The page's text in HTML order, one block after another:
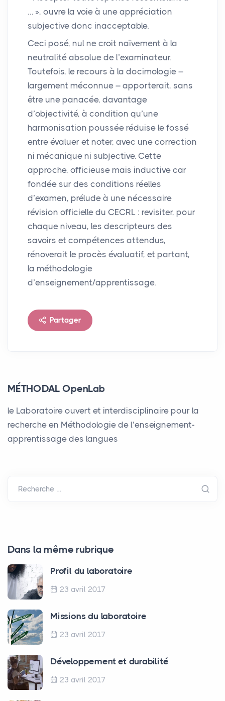
… », ouvre la voie à une appréciation
subjective donc inacceptable.
Ceci posé, nul ne croit naïvement à la
neutralité absolue de l’examinateur.
Toutefois, le recours à la docimologie –
largement méconnue – apporterait, sans
être une panacée, davantage
d’objectivité, à condition qu’une
harmonisation poussée réduise le fossé
entre évaluer et noter, avec une correction
ni mécanique ni subjective. Cette
approche, officieuse mais inductive car
fondée sur des conditions réelles
d’examen, prélude à une nécessaire
révision officielle du CECRL : revisiter, pour
chaque niveau, les descripteurs des
savoirs et compétences attendus,
rénoverait le procès évaluatif, et partant,
la méthodologie
d’enseignement/apprentissage.
Partager
MÉTHODAL OpenLab
le Laboratoire ouvert et interdisciplinaire pour la
recherche en Méthodologie de l’enseignement-
apprentissage des langues
Recherche …
Dans la même rubrique
Profil du laboratoire
23 avril 2017
Missions du laboratoire
23 avril 2017
Développement et durabilité
23 avril 2017